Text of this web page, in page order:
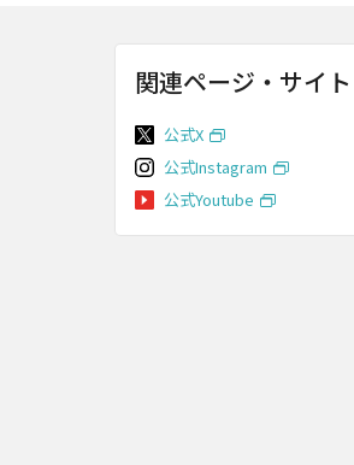
関連ページ・サイト
公式X
公式Instagram
公式Youtube